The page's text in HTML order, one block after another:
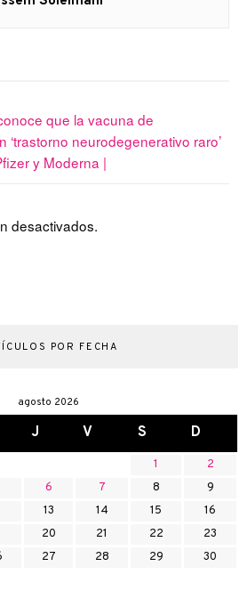
que la vacuna de
‘trastorno neurodegenerativo raro’
y Moderna |
desactivados.
POR FECHA
agosto 2026
J V S D
1
2
6 7 8
9
13 14 15
16
20 21 22
23
27 28 29
30